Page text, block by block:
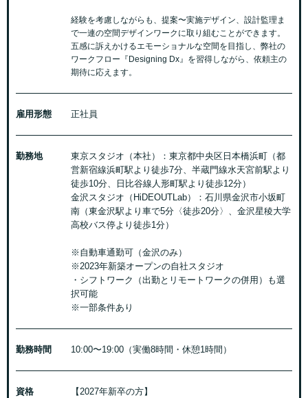
経験を考慮しながらも、提案〜実施デザイン、設計監理ま
で一連の空間デザインワークに取り組むことができます。
五感に訴えかけるエモーショナルな空間を目指し、弊社の
ワークフロー『Designing Dx』を習得しながら、依頼主の
期待に応えます。
雇用形態 正社員
勤務地
東京スタジオ（本社）：東京都中央区日本橋浜町（都
営新宿線浜町駅より徒歩7分、半蔵門線水天宮前駅より
徒歩10分、日比谷線人形町駅より徒歩12分）
金沢スタジオ（HiDEOUTLab）：石川県金沢市小坂町
南（東金沢駅より車で5分〈徒歩20分〉、金沢星稜大学
高校バス停より徒歩1分）
※自動車通勤可（金沢のみ）
※2023年新築オープンの自社スタジオ
・シフトワーク（出勤とリモートワークの併用）も選
択可能
※一部条件あり
勤務時間 10:00〜19:00（実働8時間・休憩1時間）
資格
【2027年新卒の方】